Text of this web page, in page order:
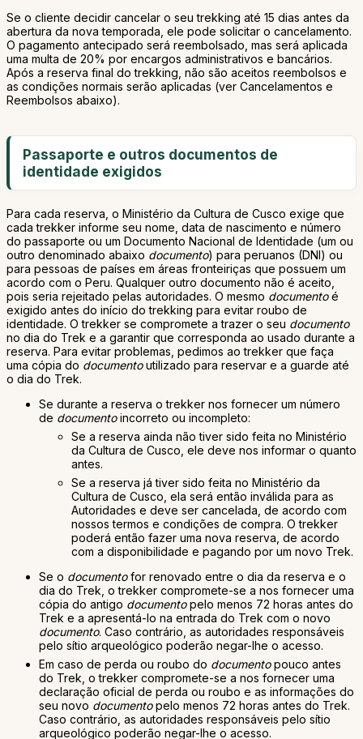
Se o cliente decidir cancelar o seu trekking até 15 dias antes da
abertura da nova temporada, ele pode solicitar o cancelamento.
O pagamento antecipado será reembolsado, mas será aplicada
uma multa de 20% por encargos administrativos e bancários.
Após a reserva final do trekking, não são aceitos reembolsos e
as condições normais serão aplicadas (ver Cancelamentos e
Reembolsos abaixo).
Passaporte e outros documentos de
identidade exigidos
Para cada reserva, o Ministério da Cultura de Cusco exige que
cada trekker informe seu nome, data de nascimento e número
do passaporte ou um Documento Nacional de Identidade (um ou
outro denominado abaixo documento) para peruanos (DNI) ou
para pessoas de países em áreas fronteiriças que possuem um
acordo com o Peru. Qualquer outro documento não é aceito,
pois seria rejeitado pelas autoridades. O mesmo documentoé
exigido antes do início do trekking para evitar roubo de
identidade. O trekker se compromete a trazer o seu documento
no dia do Trek e a garantir que corresponda ao usado durante a
reserva. Para evitar problemas, pedimos ao trekker que faça
uma cópia do documentoutilizado para reservar e a guarde até
o dia do Trek.
Se durante a reserva o trekker nos fornecer um número
de documentoincorreto ou incompleto:
Se a reserva ainda não tiver sido feita no Ministério
da Cultura de Cusco, ele deve nos informar o quanto
antes.
Se a reserva já tiver sido feita no Ministério da
Cultura de Cusco, ela será então inválida para as
Autoridades e deve ser cancelada, de acordo com
nossos termos e condições de compra. O trekker
poderá então fazer uma nova reserva, de acordo
com a disponibilidade e pagando por um novo Trek.
Se o documentofor renovado entre o dia da reserva e o
dia do Trek, o trekker compromete-se a nos fornecer uma
cópia do antigo documentopelo menos 72 horas antes do
Trek e a apresentá-lo na entrada do Trek com o novo
documento. Caso contrário, as autoridades responsáveis
pelo sítio arqueológico poderão negar-lhe o acesso.
Em caso de perda ou roubo do documentopouco antes
do Trek, o trekker compromete-se a nos fornecer uma
declaração oficial de perda ou roubo e as informações do
seu novo documentopelo menos 72 horas antes do Trek.
Caso contrário, as autoridades responsáveis pelo sítio
arqueológico poderão negar-lhe o acesso.